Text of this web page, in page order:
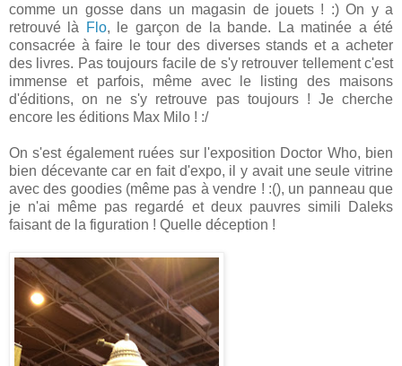
comme un gosse dans un magasin de jouets ! :) On y a
retrouvé là
Flo, le garçon de la bande. La matinée a été
consacrée à faire le tour des diverses stands et a acheter
des livres. Pas toujours facile de s'y retrouver tellement c'est
immense et parfois, même avec le listing des maisons
d'éditions, on ne s'y retrouve pas toujours ! Je cherche
encore les éditions Max Milo ! :/
On s'est également ruées sur l'exposition Doctor Who, bien
bien décevante car en fait d'expo, il y avait une seule vitrine
avec des goodies (même pas à vendre ! :(), un panneau que
je n'ai même pas regardé et deux pauvres simili Daleks
faisant de la figuration ! Quelle déception !